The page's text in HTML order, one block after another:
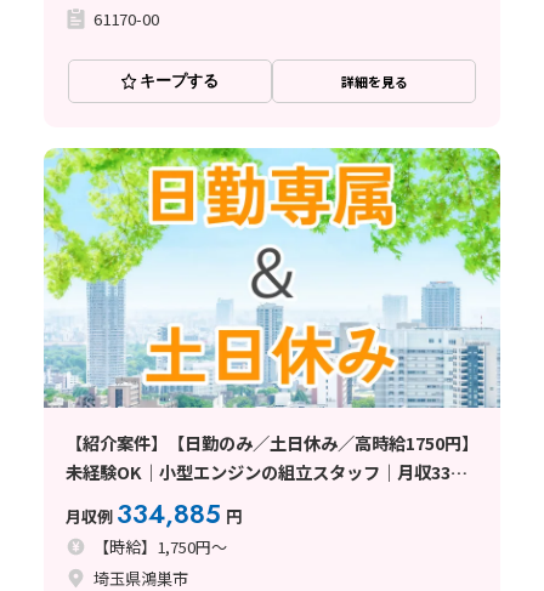
61170-00
キープする 詳細を見る
【紹介案件】【日勤のみ／土日休み／高時給1750円】
未経験OK｜小型エンジンの組立スタッフ｜月収33万
円以上可｜マイカー通勤OK〈埼玉県鴻巣市〉
月収例 334,885 円
【時給】1,750円～
埼玉県鴻巣市